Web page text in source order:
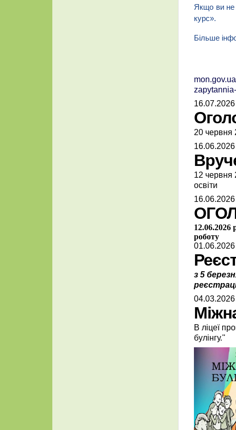
Якщо ви не
курс».
Більше
16.07.2026
20 червня
16.06.2026
12 червня
освіти
16.06.2026
12.06.2026
роботу
01.06.2026
з 5
04.03.2026
В ліцеї
булінгу.''